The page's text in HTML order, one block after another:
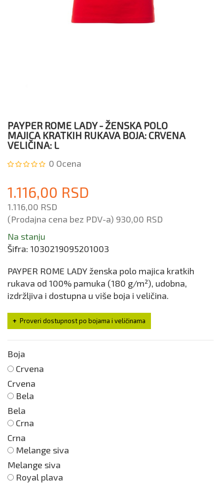
PAYPER ROME LADY - ŽENSKA POLO
MAJICA KRATKIH RUKAVA BOJA: CRVENA
VELIČINA: L
0 Ocena
1.116,00 RSD
1.116,00 RSD
(Prodajna cena bez PDV-a) 930,00 RSD
Na stanju
Šifra: 1030219095201003
PAYPER ROME LADY ženska polo majica kratkih
rukava od 100% pamuka (180 g/m²), udobna,
izdržljiva i dostupna u više boja i veličina.
Proveri dostupnost po bojama i veličinama
Boja
Crvena
Crvena
Bela
Bela
Crna
Crna
Melange siva
Melange siva
Royal plava